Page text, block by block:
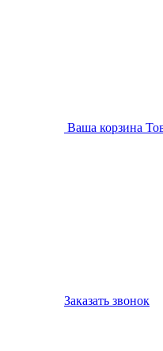
Ваша корзина
Заказать звонок